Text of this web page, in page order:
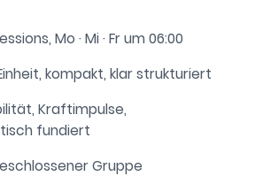
Mo · Mi · Fr um 06:00
kompakt, klar strukturiert
Kraftimpulse,
fundiert
Gruppe